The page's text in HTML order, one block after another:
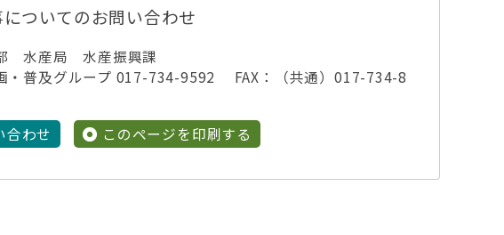
についてのお問い合わせ
水産局 水産振興課
・普及グループ 017-734-9592 FAX：（共通）017-734-8
合わせ
このページを印刷する